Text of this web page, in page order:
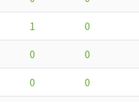
1 0
0 0
0 0